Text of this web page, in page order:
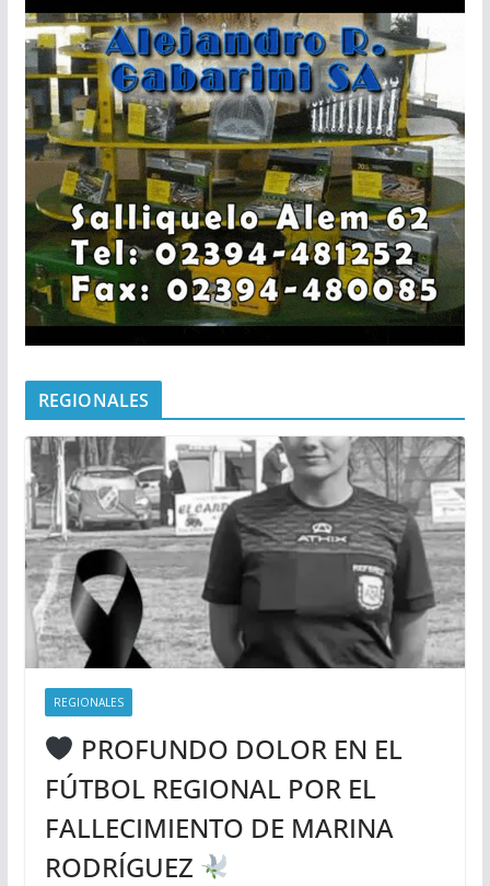
REGIONALES
REGIONALES
PROFUNDO DOLOR EN EL
FÚTBOL REGIONAL POR EL
FALLECIMIENTO DE MARINA
RODRÍGUEZ